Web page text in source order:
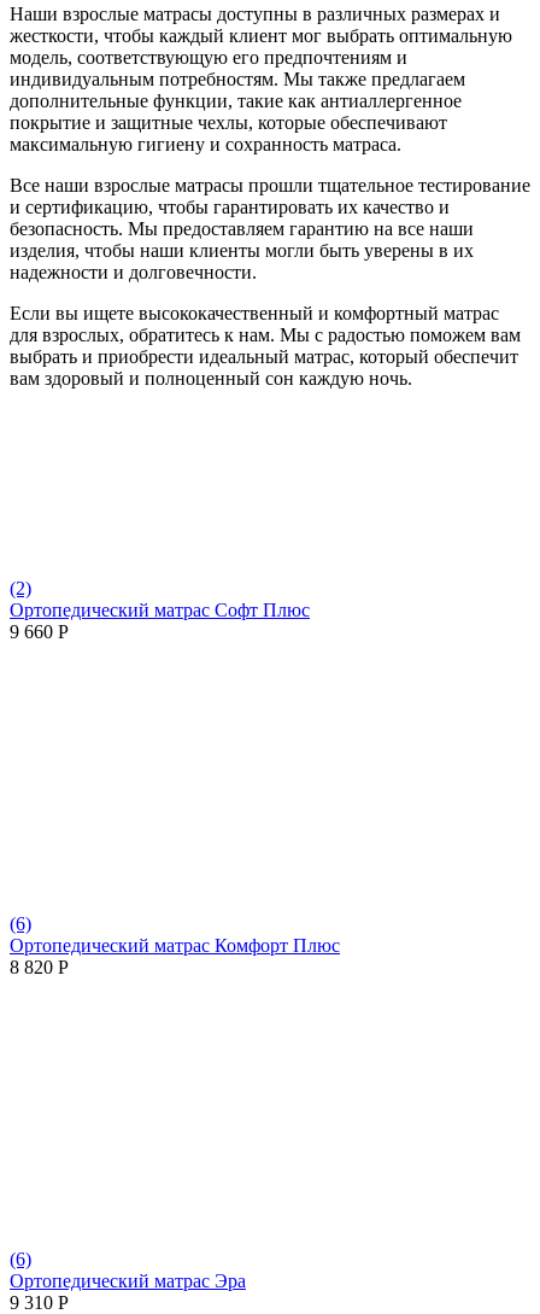
Наши взрослые матрасы доступны в различных размерах и
жесткости, чтобы каждый клиент мог выбрать оптимальную
модель, соответствующую его предпочтениям и
индивидуальным потребностям. Мы также предлагаем
дополнительные функции, такие как антиаллергенное
покрытие и защитные чехлы, которые обеспечивают
максимальную гигиену и сохранность матраса.
Все наши взрослые матрасы прошли тщательное тестирование
и сертификацию, чтобы гарантировать их качество и
безопасность. Мы предоставляем гарантию на все наши
изделия, чтобы наши клиенты могли быть уверены в их
надежности и долговечности.
Если вы ищете высококачественный и комфортный матрас
для взрослых, обратитесь к нам. Мы с радостью поможем вам
выбрать и приобрести идеальный матрас, который обеспечит
вам здоровый и полноценный сон каждую ночь.
(2)
Ортопедический матрас Софт Плюс
9 660 Р
(6)
Ортопедический матрас Комфорт Плюс
8 820 Р
(6)
Ортопедический матрас Эра
9 310 Р